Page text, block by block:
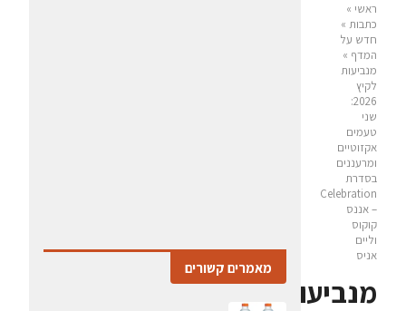
ראשי »
כתבות »
חדש על
המדף »
מנביעות
לקיץ
2026:
שני
טעמים
אקזוטיים
ומרעננים
בסדרת
Celebration
– אננס
קוקוס
וליים
אניס
מנביעות
מאמרים קשורים